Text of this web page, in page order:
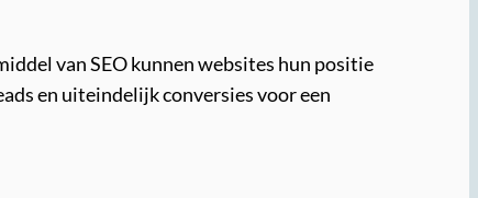
van SEO kunnen websites hun positie
en uiteindelijk conversies voor een